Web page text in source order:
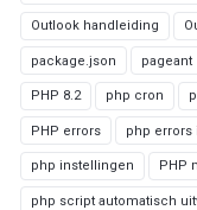
Outlook handleiding
package.json pageant
PHP 8.2 php cron
PHP errors php errors
php instellingen PHP
php script automatisch